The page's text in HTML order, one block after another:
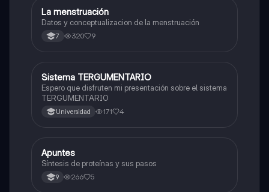
Biologia
La menstruación
Datos y conceptualizacion de la menstruación
7 320 9
Biologia
Sistema TERGUMENTARIO
Espero que disfruten mi presentación sobre el sistema
TERGUMENTARIO
Universidad 171 4
Biologia
Apuntes
Síntesis de proteínas y sus pasos
9 266 5